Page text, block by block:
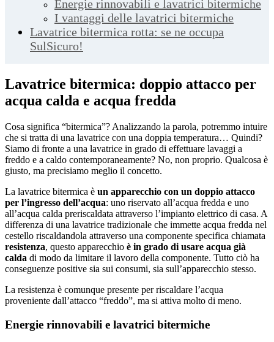
Energie rinnovabili e lavatrici bitermiche
I vantaggi delle lavatrici bitermiche
Lavatrice bitermica rotta: se ne occupa
SulSicuro!
Lavatrice bitermica: doppio attacco per
acqua calda e acqua fredda
Cosa significa “bitermica”? Analizzando la parola, potremmo intuire
che si tratta di una lavatrice con una doppia temperatura… Quindi?
Siamo di fronte a una lavatrice in grado di effettuare lavaggi a
freddo e a caldo contemporaneamente? No, non proprio. Qualcosa è
giusto, ma precisiamo meglio il concetto.
La lavatrice bitermica è un apparecchio con un doppio attacco
per l’ingresso dell’acqua: uno riservato all’acqua fredda e uno
all’acqua calda preriscaldata attraverso l’impianto elettrico di casa. A
differenza di una lavatrice tradizionale che immette acqua fredda nel
cestello riscaldandola attraverso una componente specifica chiamata
resistenza, questo apparecchio è in grado di usare acqua già
calda di modo da limitare il lavoro della componente. Tutto ciò ha
conseguenze positive sia sui consumi, sia sull’apparecchio stesso.
La resistenza è comunque presente per riscaldare l’acqua
proveniente dall’attacco “freddo”, ma si attiva molto di meno.
Energie rinnovabili e lavatrici bitermiche